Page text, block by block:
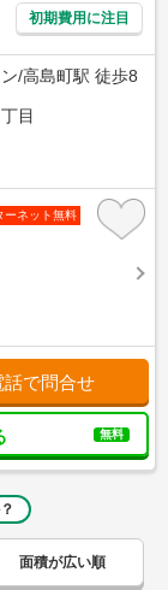
初期費用に注目
/高島町駅 徒歩8
目
ーネット無料
話で問合せ
無料
面積が広い順